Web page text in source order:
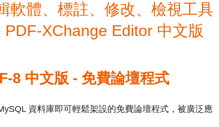
軟體、標註、修改、檢視工具
XChange Editor 中文版
8 中文版 - 免費論壇程式
資料庫即可輕鬆架設的免費論壇程式，被廣泛應